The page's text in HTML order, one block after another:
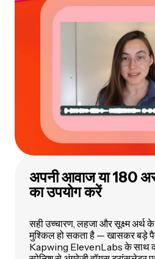
अपनी आवाज या 180
का उपयोग करें
सही उच्चारण, लहजा और सूक्ष्म अर्थ
मुश्किल हो सकता है — खासकर बड़े
Kapwing ElevenLabs के साथ